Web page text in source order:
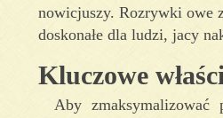
nowicjuszy.Rozrywki owe
doskonałe dla ludzi, jacy
Kluczowe
Aby zmaksymalizować